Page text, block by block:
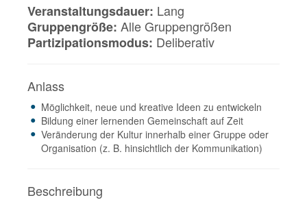
Veranstaltungsdauer: Lang
Gruppengröße: Alle Gruppengrößen
Partizipationsmodus: Deliberativ
Anlass
Möglichkeit, neue und kreative Ideen zu entwickeln
Bildung einer lernenden Gemeinschaft auf Zeit
Veränderung der Kultur innerhalb einer Gruppe oder
Organisation (z. B. hinsichtlich der Kommunikation)
Beschreibung